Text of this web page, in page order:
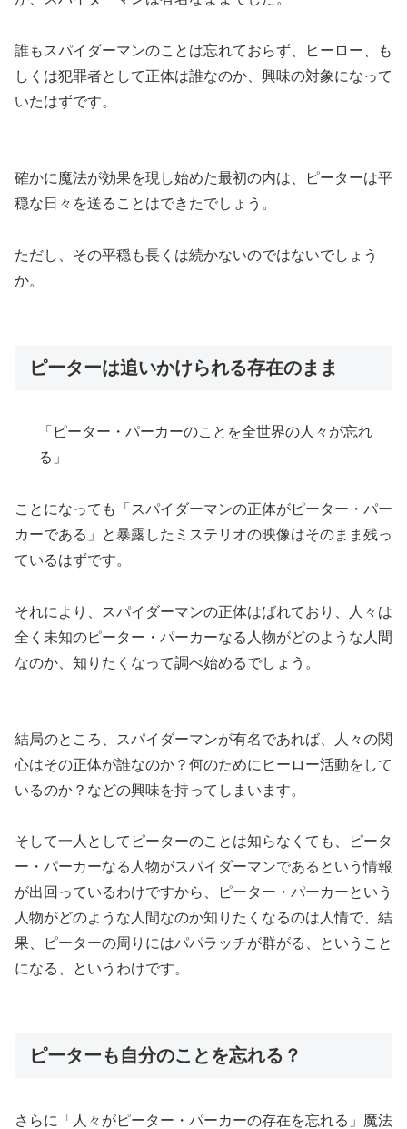
誰もスパイダーマンのことは忘れておらず、ヒーロー、も
しくは犯罪者として正体は誰なのか、興味の対象になって
いたはずです。
確かに魔法が効果を現し始めた最初の内は、ピーターは平
穏な日々を送ることはできたでしょう。
ただし、その平穏も長くは続かないのではないでしょう
か。
ピーターは追いかけられる存在のまま
「ピーター・パーカーのことを全世界の人々が忘れ
る」
ことになっても「スパイダーマンの正体がピーター・パー
カーである」と暴露したミステリオの映像はそのまま残っ
ているはずです。
それにより、スパイダーマンの正体はばれており、人々は
全く未知のピーター・パーカーなる人物がどのような人間
なのか、知りたくなって調べ始めるでしょう。
結局のところ、スパイダーマンが有名であれば、人々の関
心はその正体が誰なのか？何のためにヒーロー活動をして
いるのか？などの興味を持ってしまいます。
そして一人としてピーターのことは知らなくても、ピータ
ー・パーカーなる人物がスパイダーマンであるという情報
が出回っているわけですから、ピーター・パーカーという
人物がどのような人間なのか知りたくなるのは人情で、結
果、ピーターの周りにはパパラッチが群がる、ということ
になる、というわけです。
ピーターも自分のことを忘れる？
さらに「人々がピーター・パーカーの存在を忘れる」魔法